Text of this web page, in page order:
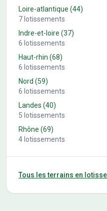
Loire-atlantique (44)
7lotissements
Indre-et-loire (37)
6 lotissements
Haut-rhin (68)
6 lotissements
Nord (59)
6 lotissements
Landes (40)
5 lotissements
Rhône (69)
4lotissements
Tous les terrains en